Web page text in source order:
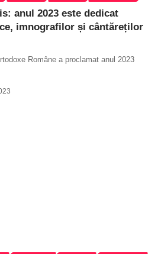
anul 2023 este dedicat
imnografilor și cântăreților
Române a proclamat anul 2023